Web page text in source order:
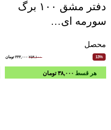
دفتر مشق ۱۰۰ برگ
سورمه ای…
محصل
13% ۲۵۴,۱۰۰ ۲۲۲,۰۰۰ تومان
هر قسط ۳۸,۰۰۰ تومان